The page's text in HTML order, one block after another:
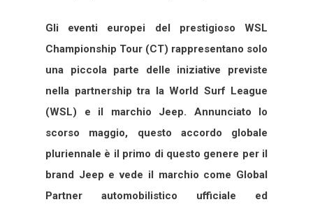
Gli eventi europei del prestigioso WSL
Championship Tour (CT) rappresentano solo
una piccola parte delle iniziative previste
nella partnership tra la World Surf League
(WSL) e il marchio Jeep. Annunciato lo
scorso maggio, questo accordo globale
pluriennale è il primo di questo genere per il
brand Jeep e vede il marchio come Global
Partner automobilistico ufficiale ed